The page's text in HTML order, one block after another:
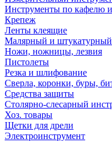
Инструменты по кафелю и
Крепеж
Ленты клеящие
Малярный и штукатурный
Ножи, ножницы, лезвия
Пистолеты
Резка и шлифование
Сверла, коронки, буры,
Средства защиты
Столярно-слесарный
Хоз. товары
Щетки для дрели
Электроинструмент